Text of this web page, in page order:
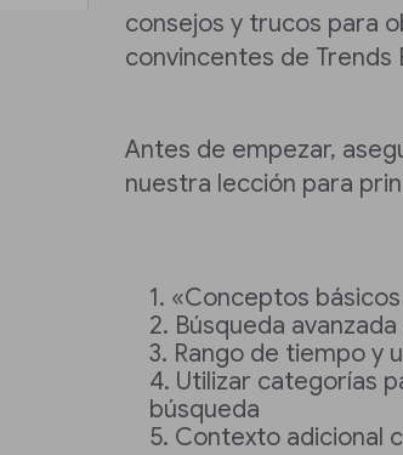
consejos y trucos para
convincentes de Trends
Antes de empezar,
nuestra lección para
«Conceptos
Búsqueda
Rango de tiempo y
Utilizar categorías
búsqueda
Contexto adicional